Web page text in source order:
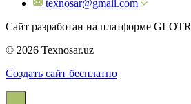
texnosar@gmail.com
Сайт разработан на платформе GLOTR
© 2026 Texnosar.uz
Создать cайт бесплатно